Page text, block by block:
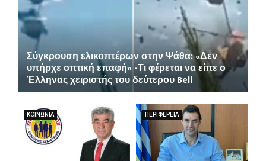
Σύγκρουση ελικοπτέρων στην Ψάθα: «Δεν
υπήρχε οπτική επαφή» -Τι φέρεται να είπε ο
Έλληνας χειριστής του δεύτερου Bell
ΚΟΙΝΩΝΙΑ ΠΕΡΙΦΕΡΕΙΑ